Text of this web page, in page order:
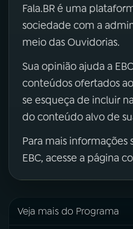
Fala.BR é uma
sociedade com a
meio das Ouvidorias.
Sua opinião ajuda a
conteúdos ofertados
se esqueça de incluir
do conteúdo alvo de
Para mais informações
EBC, acesse a página
Veja mais do Programa